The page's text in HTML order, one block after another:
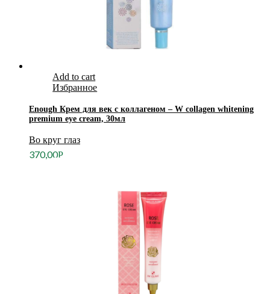
Add to cart
Избранное
Enough Крем для век с коллагеном – W collagen whitening
premium eye cream, 30мл
Во круг глаз
370,00Р